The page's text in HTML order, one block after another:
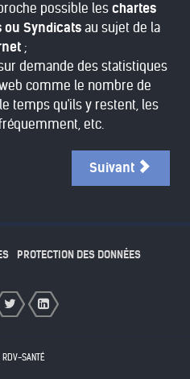
possible les chartes
ou Syndicats au sujet de la
;
demande des statistiques
comme le nombre de
temps qu'ils y restent, les
etc.
Suivant
PROTECTION DES DONNÉES
RDV-SANTÉ